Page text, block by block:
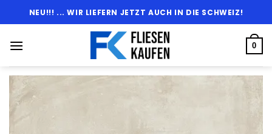
Inhalt
NEU!!! ... WIR LIEFERN JETZT AUCH IN DIE SCHWEIZ!
0